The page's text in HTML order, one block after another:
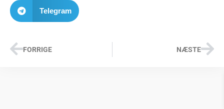
Telegram
FORRIGE NÆSTE